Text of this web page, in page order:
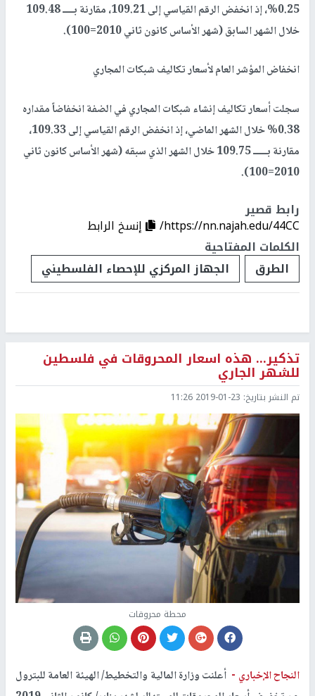
0.25%، إذ انخفض الرقم القياسي إلى 109.21، مقارنة بــــ 109.48
خلال الشهر السابق (شهر الأساس كانون ثاني 2010=100).
انخفاض المؤشر العام لأسعار تكاليف شبكات المجاري
سجلت أسعار تكاليف إنشاء شبكات المجاري في الضفة انخفاضاً مقداره
0.38% خلال الشهر الماضي، إذ انخفض الرقم القياسي إلى 109.33،
مقارنة بـــــ 109.75 خلال الشهر الذي سبقه (شهر الأساس كانون ثاني
2010=100).
رابط قصير
https://nn.najah.edu/44CC/
إنسخ الرابط
الكلمات المفتاحية
الطرق
الجهاز المركزي للإحصاء الفلسطيني
تذكير... هذه اسعار المحروقات في فلسطين
للشهر الجاري
تم النشر بتاريخ: 2019-01-23 11:26
محطة محروقات
النجاح الإخباري - أعلنت وزارة المالية والتخطيط/ الهيئة العامة للبترول